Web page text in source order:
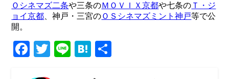
Ｏシネマズ二条や三条のＭＯＶＩＸ京都や七条の Ｔ・ジ
ョイ京都、神戸・三宮のＯＳシネマズミント神戸等で公
開。
Facebook
TwitterLineHatena